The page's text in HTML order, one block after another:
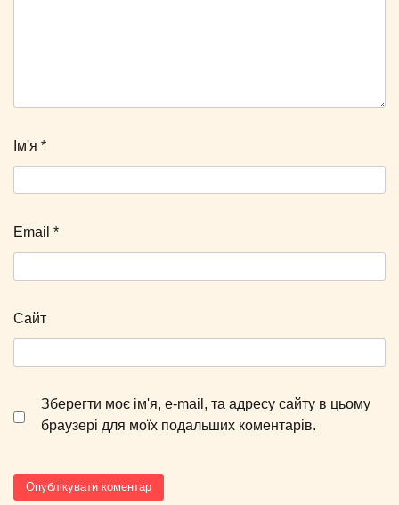
Ім'я *
Email *
Сайт
Зберегти моє ім'я, e-mail, та адресу сайту в цьому
браузері для моїх подальших коментарів.